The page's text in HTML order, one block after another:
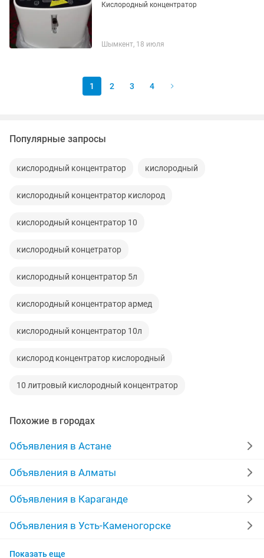
Кислородный концентратор
Шымкент, 18 июля
1 2 3 4
Популярные запросы
кислородный концентратор кислородный
кислородный концентратор кислород
кислородный концентратор 10
кислородный концетратор
кислородный концентратор 5л
кислородный концентратор армед
кислородный концентратор 10л
кислород концентратор кислородный
10 литровый кислородный концентратор
Похожие в городах
Объявления в Астане
Объявления в Алматы
Объявления в Караганде
Объявления в Усть-Каменогорске
Объявления в Актобе
Показать еще